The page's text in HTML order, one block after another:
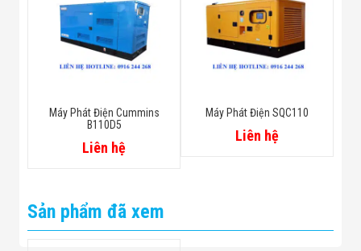
Máy Phát Điện Cummins
B110D5
Liên hệ
Máy Phát Điện SQC110
Liên hệ
Sản phẩm đã xem